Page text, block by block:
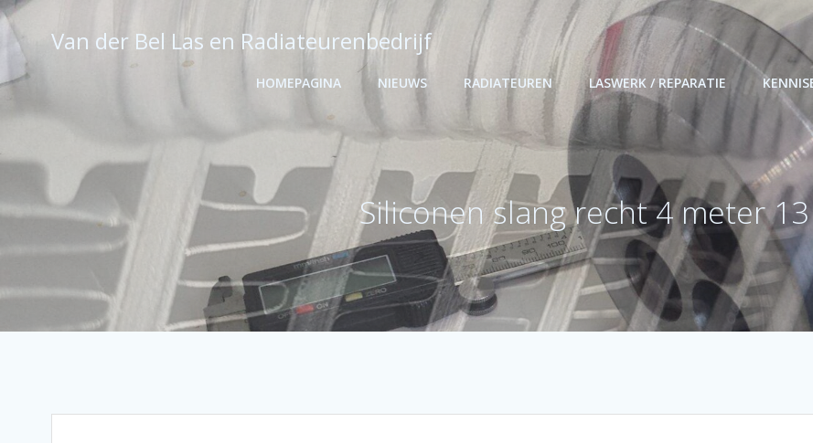
Ga
naar
inhoud
Van der Bel Las en Radiateurenbedrijf
HOMEPAGINA NIEUWS RADIATEUREN LASWERK / REPARATIE
Siliconen slang recht 4 meter